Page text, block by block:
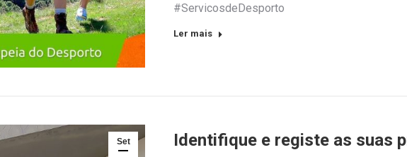
#ServicosdeDesporto
Ler mais
Set
Identifique e registe as suas